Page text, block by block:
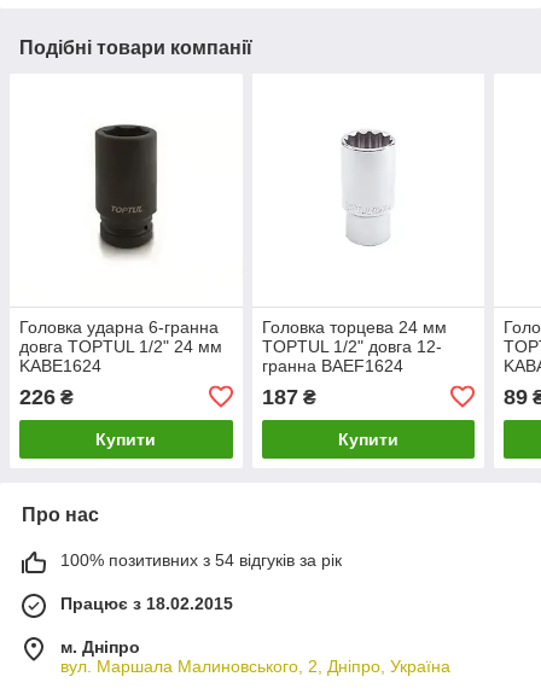
Подібні товари компанії
Головка ударна 6-гранна
довга TOPTUL 1/2" 24 мм
KABE1624
226 ₴
Купити
Головка торцева 24 мм
TOPTUL 1/2" довга 12-
гранна BAEF1624
187₴
Купити
89
Про нас
100% позитивних з 54 відгуків за рік
Працює з 18.02.2015
м. Дніпро
вул. Маршала Малиновського, 2, Дніпро, Україна